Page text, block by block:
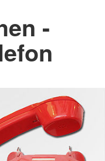
-